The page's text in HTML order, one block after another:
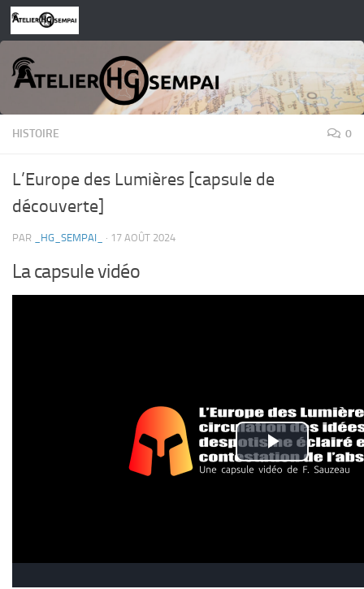
Skip to content
HISTOIRE 0
L’Europe des Lumières [capsule de
découverte]
PAR _HG_SEMPAI_ · 17 AOÛT 2024
La capsule vidéo